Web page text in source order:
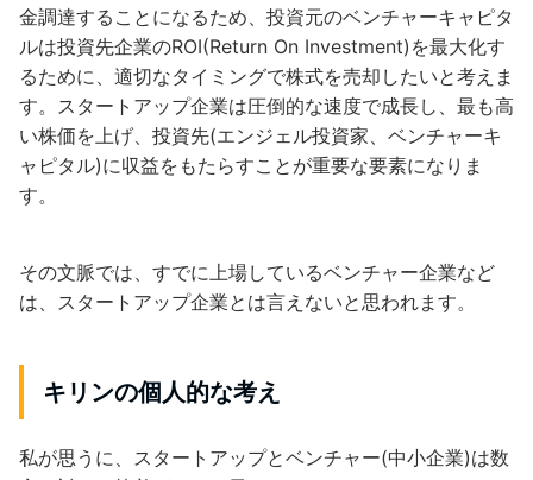
金調達することになるため、投資元のベンチャーキャピタ
ルは投資先企業のROI(Return On Investment)を最大化す
るために、適切なタイミングで株式を売却したいと考えま
す。スタートアップ企業は圧倒的な速度で成長し、最も高
い株価を上げ、投資先(エンジェル投資家、ベンチャーキ
ャピタル)に収益をもたらすことが重要な要素になりま
す。
その文脈では、すでに上場しているベンチャー企業など
は、スタートアップ企業とは言えないと思われます。
キリンの個人的な考え
私が思うに、スタートアップとベンチャー(中小企業)は数